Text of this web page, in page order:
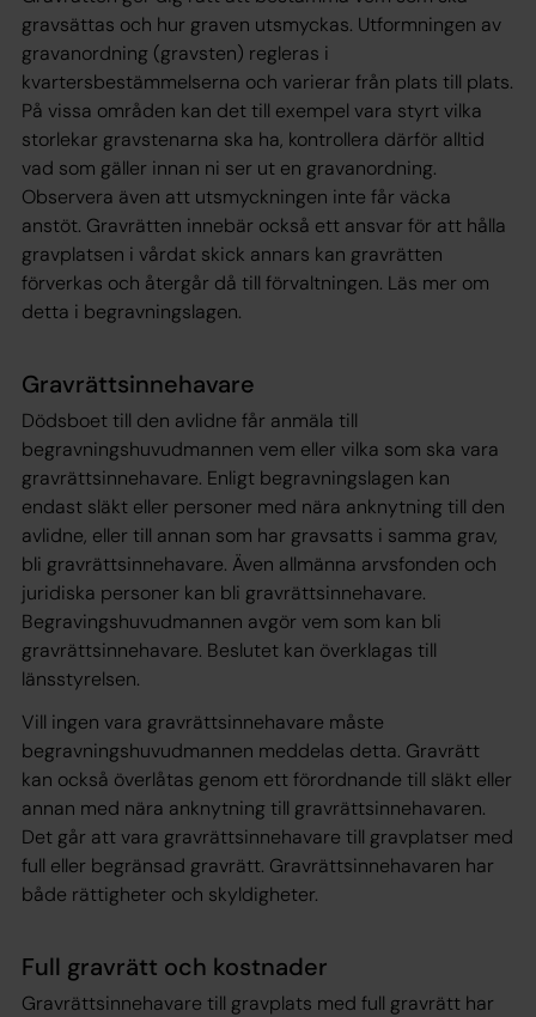
gravsättas och hur graven utsmyckas. Utformningen av
gravanordning (gravsten) regleras i
kvartersbestämmelserna och varierar från plats till plats.
På vissa områden kan det till exempel vara styrt vilka
storlekar gravstenarna ska ha, kontrollera därför alltid
vad som gäller innan ni ser ut en gravanordning.
Observera även att utsmyckningen inte får väcka
anstöt. Gravrätten innebär också ett ansvar för att hålla
gravplatsen i vårdat skick annars kan gravrätten
förverkas och återgår då till förvaltningen. Läs mer om
detta i begravningslagen.
Gravrättsinnehavare
Dödsboet till den avlidne får anmäla till
begravningshuvudmannen vem eller vilka som ska vara
gravrättsinnehavare. Enligt begravningslagen kan
endast släkt eller personer med nära anknytning till den
avlidne, eller till annan som har gravsatts i samma grav,
bli gravrättsinnehavare. Även allmänna arvsfonden och
juridiska personer kan bli gravrättsinnehavare.
Begravingshuvudmannen avgör vem som kan bli
gravrättsinnehavare. Beslutet kan överklagas till
länsstyrelsen.
Vill ingen vara gravrättsinnehavare måste
begravningshuvudmannen meddelas detta. Gravrätt
kan också överlåtas genom ett förordnande till släkt eller
annan med nära anknytning till gravrättsinnehavaren.
Det går att vara gravrättsinnehavare till gravplatser med
full eller begränsad gravrätt. Gravrättsinnehavaren har
både rättigheter och skyldigheter.
Full gravrätt och kostnader
Gravrättsinnehavare till gravplats med full gravrätt har